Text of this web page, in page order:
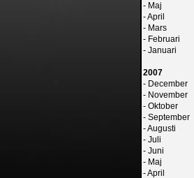
- Maj
-April
- Mars
- Februari
- Januari
2007
- December
- November
- Oktober
- September
-Augusti
- Juli
- Juni
- Maj
-April